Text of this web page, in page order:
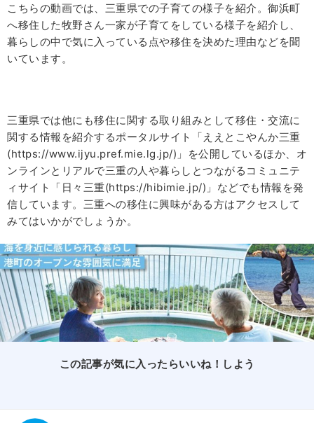
こちらの動画では、三重県での子育ての様子を紹介。御浜町
へ移住した牧野さん一家が子育てをしている様子を紹介し、
暮らしの中で気に入っている点や移住を決めた理由などを聞
いています。
三重県では他にも移住に関する取り組みとして移住・交流に
関する情報を紹介するポータルサイト「ええとこやんか三重
(https://www.ijyu.pref.mie.lg.jp/)」を公開しているほか、オ
ンラインとリアルで三重の人や暮らしとつながるコミュニテ
ィサイト「日々三重(https://hibimie.jp/)」などでも情報を発
信しています。三重への移住に興味がある方はアクセスして
みてはいかがでしょうか。
この記事が気に入ったらいいね！しよう